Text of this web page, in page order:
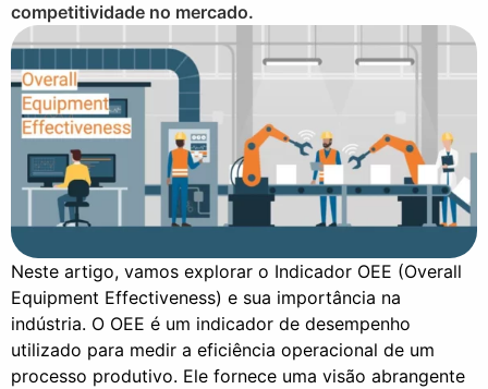
competitividade no mercado.
Neste artigo, vamos explorar o Indicador OEE (Overall
Equipment Effectiveness) e sua importância na
indústria. O OEE é um indicador de desempenho
utilizado para medir a eficiência operacional de um
processo produtivo. Ele fornece uma visão abrangente